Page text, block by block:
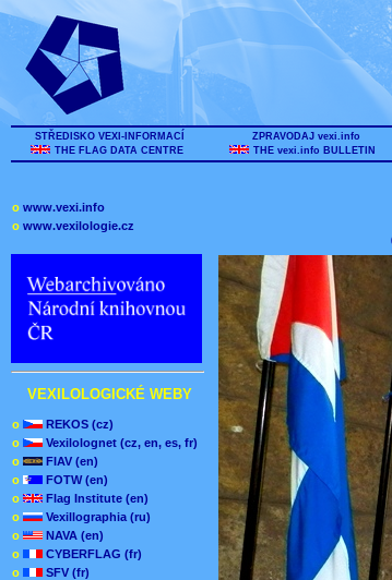
STŘEDISKO VEXI-INFORMACÍ
THE FLAG DATA CENTRE
ZPRAVODAJ vexi.info
THE vexi.info BULLETIN
o www.vexi.info
o www.vexilologie.cz
VEXILOLOGICKÉ WEBY
o
REKOS (cz)
o
Vexilolognet (cz, en, es, fr)
o
FIAV (en)
o
FOTW (en)
o
Flag Institute (en)
o
Vexillographia (ru)
o
NAVA (en)
o
CYBERFLAG (fr)
o
SFV (fr)